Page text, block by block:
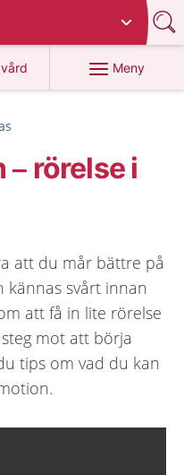
Meny
rörelse i
att du mår bättre på
kännas svårt innan
att få in lite rörelse
mot att börja
tips om vad du kan